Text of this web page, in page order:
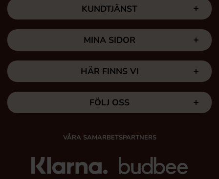
KUNDTJÄNST
MINA SIDOR
HÄR FINNS VI
FÖLJ OSS
VÅRA SAMARBETSPARTNERS